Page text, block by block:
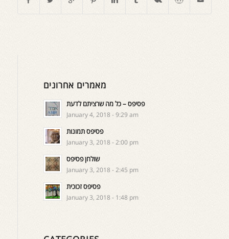
מאמרים אחרונים
פסיפס – כל מה שרציתם לדעת
January 4, 2018 - 9:29 am
פסיפס תמונות
January 3, 2018 - 2:00 pm
שולחן פסיפס
January 3, 2018 - 2:45 pm
פסיפס זכוכית
January 3, 2018 - 1:48 pm